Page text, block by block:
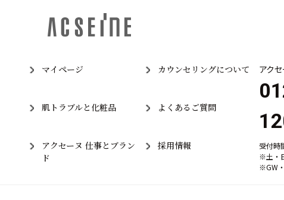
マイページ カウンセリングについて
肌トラブルと化粧品 よくあるご質問
アクセーヌ 仕事とブラン
ド
採用情報
アク
受付時
※土・
※GW